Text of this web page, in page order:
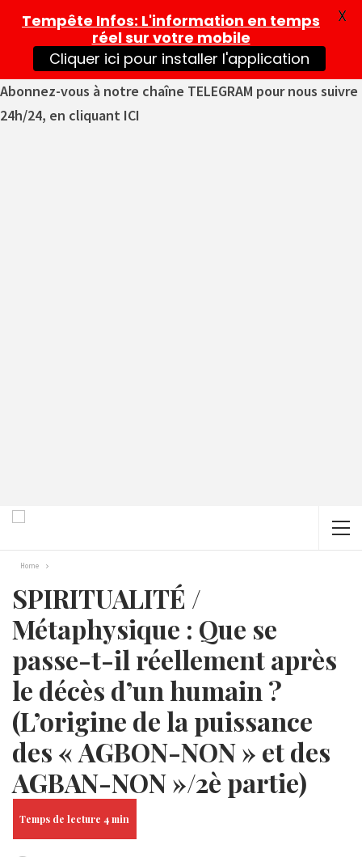
Abonnez-vous à notre chaîne TELEGRAM pour nous suivre
24h/24, en cliquant ICI
Home
SPIRITUALITÉ /
Métaphysique : Que se
passe-t-il réellement après
le décès d’un humain ?
(L’origine de la puissance
des « AGBON-NON » et des
AGBAN-NON »/2è partie)
Tempête Infos: L'information en temps
réel sur votre mobile
Cliquer ici pour installer l'application
X